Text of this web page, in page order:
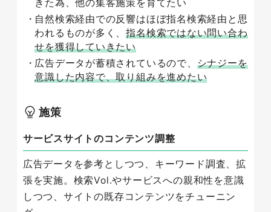
きた為、他の集客施策を育てたい
自然検索経由での反響はほぼ指名検索経由と思
われるものが多く、指名検索ではない問い合わ
せを獲得していきたい
広告データが蓄積されているので、 シナジーを
意識した内容で、取り組みを進めたい
施策
サービスサイトのコンテンツ調整
広告データを参考としつつ、キーワード調査、拡
張を実施。検索Vol.やサービスへの親和性を意識
しつつ、サイトの既存コンテンツをチューニン